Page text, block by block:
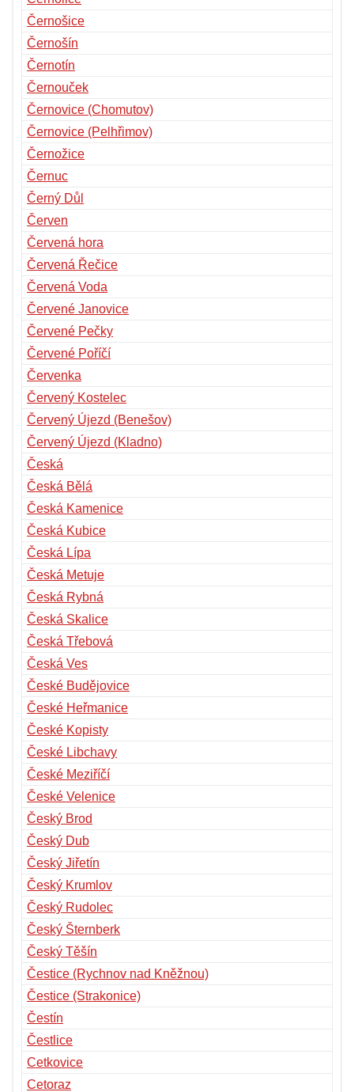
Černošice
Černošín
Černotín
Černouček
Černovice (Chomutov)
Černovice (Pelhřimov)
Černožice
Černuc
Černý Důl
Červen
Červená hora
Červená Řečice
Červená Voda
Červené Janovice
Červené Pečky
Červené Poříčí
Červenka
Červený Kostelec
Červený Újezd (Benešov)
Červený Újezd (Kladno)
Česká
Česká Bělá
Česká Kamenice
Česká Kubice
Česká Lípa
Česká Metuje
Česká Rybná
Česká Skalice
Česká Třebová
Česká Ves
České Budějovice
České Heřmanice
České Kopisty
České Libchavy
České Meziříčí
České Velenice
Český Brod
Český Dub
Český Jiřetín
Český Krumlov
Český Rudolec
Český Šternberk
Český Těšín
Čestice (Rychnov nad Kněžnou)
Čestice (Strakonice)
Čestín
Čestlice
Cetkovice
Cetoraz